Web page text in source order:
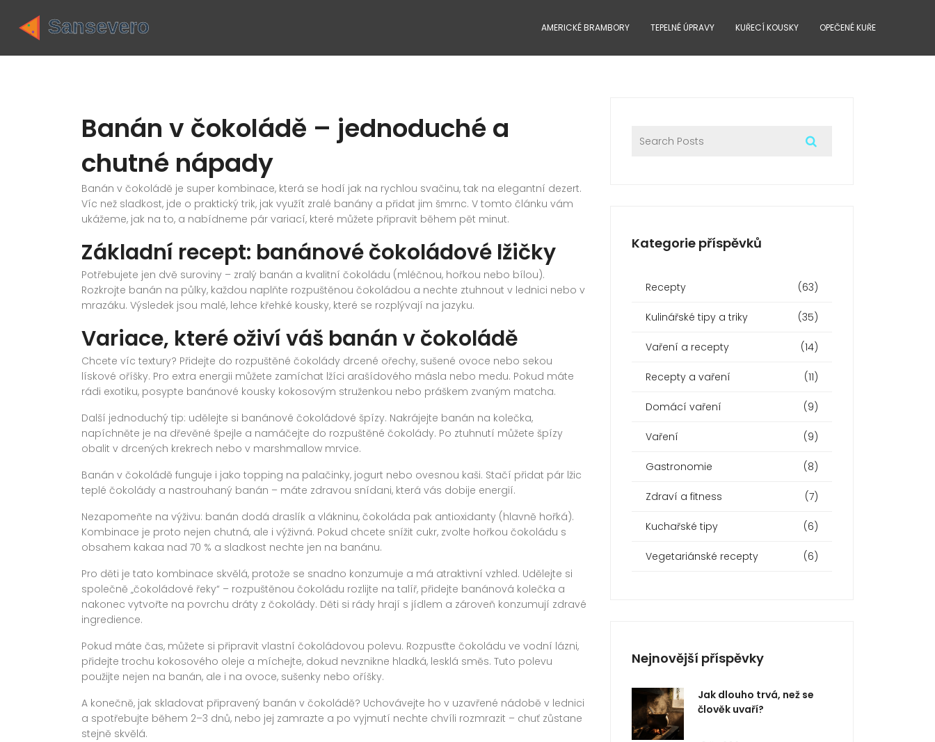
AMERICKÉ BRAMBORY TEPELNÉ ÚPRAVY KUŘECÍ KOUSKY OPEČENÉ KUŘE
Banán v čokoládě – jednoduché a
chutné nápady
Banán v čokoládě je super kombinace, která se hodí jak na rychlou svačinu, tak na elegantní dezert.
Víc než sladkost, jde o praktický trik, jak využít zralé banány a přidat jim šmrnc. V tomto článku vám
ukážeme, jak na to, a nabídneme pár variací, které můžete připravit během pět minut.
Základní recept: banánové čokoládové lžičky
Potřebujete jen dvě suroviny – zralý banán a kvalitní čokoládu (mléčnou, hořkou nebo bílou).
Rozkrojte banán na půlky, každou naplňte rozpuštěnou čokoládou a nechte ztuhnout v lednici nebo v
mrazáku. Výsledek jsou malé, lehce křehké kousky, které se rozplývají na jazyku.
Variace, které oživí váš banán v čokoládě
Chcete víc textury? Přidejte do rozpuštěné čokolády drcené ořechy, sušené ovoce nebo sekou
lískové oříšky. Pro extra energii můžete zamíchat lžíci arašídového másla nebo medu. Pokud máte
rádi exotiku, posypte banánové kousky kokosovým struženkou nebo práškem zvaným matcha.
Další jednoduchý tip: udělejte si banánové čokoládové špízy. Nakrájejte banán na kolečka,
napíchněte je na dřevěné špejle a namáčejte do rozpuštěné čokolády. Po ztuhnutí můžete špízy
obalit v drcených krekrech nebo v marshmallow mrvice.
Banán v čokoládě funguje i jako topping na palačinky, jogurt nebo ovesnou kaši. Stačí přidat pár lžic
teplé čokolády a nastrouhaný banán – máte zdravou snídani, která vás dobije energií.
Nezapomeňte na výživu: banán dodá draslík a vlákninu, čokoláda pak antioxidanty (hlavně hořká).
Kombinace je proto nejen chutná, ale i výživná. Pokud chcete snížit cukr, zvolte hořkou čokoládu s
obsahem kakaa nad 70 % a sladkost nechte jen na banánu.
Pro děti je tato kombinace skvělá, protože se snadno konzumuje a má atraktivní vzhled. Udělejte si
společně „čokoládové řeky“ – rozpuštěnou čokoládu rozlijte na talíř, přidejte banánová kolečka a
nakonec vytvořte na povrchu dráty z čokolády. Děti si rády hrají s jídlem a zároveň konzumují zdravé
ingredience.
Pokud máte čas, můžete si připravit vlastní čokoládovou polevu. Rozpusťte čokoládu ve vodní lázni,
přidejte trochu kokosového oleje a míchejte, dokud nevznikne hladká, lesklá směs. Tuto polevu
použijte nejen na banán, ale i na ovoce, sušenky nebo oříšky.
A konečně, jak skladovat připravený banán v čokoládě? Uchovávejte ho v uzavřené nádobě v lednici
a spotřebujte během 2–3 dnů, nebo jej zamrazte a po vyjmutí nechte chvíli rozmrazit – chuť zůstane
stejně skvělá.
Kategorie příspěvků
Recepty (63)
Kulinářské tipy a triky (35)
Vaření a recepty (14)
Recepty a vaření (11)
Domácí vaření (9)
Vaření (9)
Gastronomie (8)
Zdraví a fitness (7)
Kuchařské tipy (6)
Vegetariánské recepty (6)
Nejnovější příspěvky
Jak dlouho trvá, než se
člověk uvaří?